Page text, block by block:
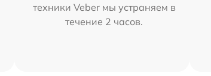
техники Veber мы устраняем в
течение 2 часов.